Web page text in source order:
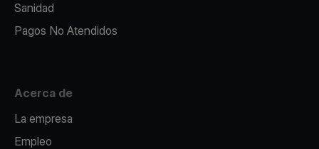
Sanidad
Pagos No Atendidos
Acerca de
La empresa
Empleo